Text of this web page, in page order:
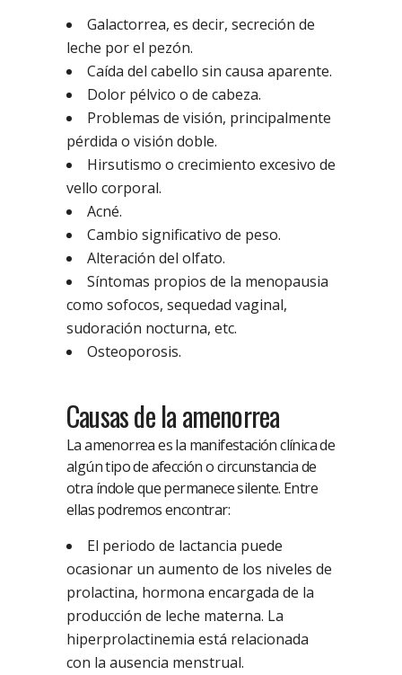
Galactorrea, es decir, secreción de
leche por el pezón.
Caída del cabello sin causa aparente.
Dolor pélvico o de cabeza.
Problemas de visión, principalmente
pérdida o visión doble.
Hirsutismo o crecimiento excesivo de
vello corporal.
Acné.
Cambio significativo de peso.
Alteración del olfato.
Síntomas propios de la menopausia
como sofocos, sequedad vaginal,
sudoración nocturna, etc.
Osteoporosis.
Causas de la amenorrea
La amenorrea es la manifestación clínica de
algún tipo de afección o circunstancia de
otra índole que permanece silente. Entre
ellas podremos encontrar:
El periodo de lactancia puede
ocasionar un aumento de los niveles de
prolactina, hormona encargada de la
producción de leche materna. La
hiperprolactinemia está relacionada
con la ausencia menstrual.